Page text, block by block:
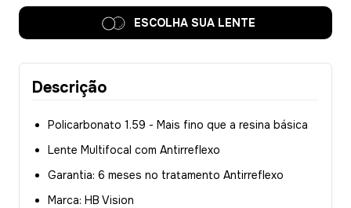
ESCOLHA SUA LENTE
Descrição
Policarbonato 1.59 - Mais fino que a resina básica
Lente Multifocal com Antirreflexo
Garantia: 6 meses no tratamento Antirreflexo
Marca: HB Vision